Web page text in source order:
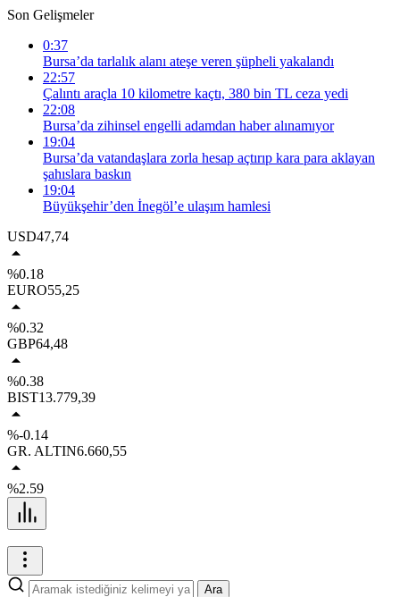
Son Gelişmeler
0:37
Bursa’da tarlalık alanı ateşe veren şüpheli yakalandı
22:57
Çalıntı araçla 10 kilometre kaçtı, 380 bin TL ceza yedi
22:08
Bursa’da zihinsel engelli adamdan haber alınamıyor
19:04
Bursa’da vatandaşlara zorla hesap açtırıp kara para aklayan
şahıslara baskın
19:04
Büyükşehir’den İnegöl’e ulaşım hamlesi
USD47,74
%0.18
EURO55,25
%0.32
GBP64,48
%0.38
BIST13.779,39
%-0.14
GR. ALTIN6.660,55
%2.59
Ara